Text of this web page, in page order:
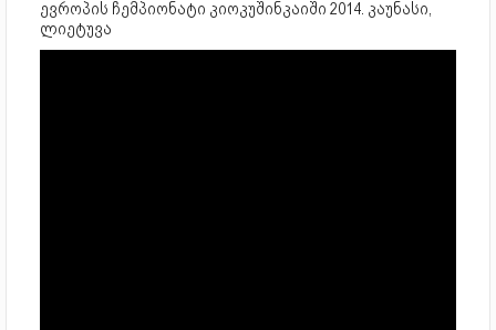
ევროპის ჩემპიონატი კიოკუშინკაიში 2014. კაუნასი,
ლიეტუვა